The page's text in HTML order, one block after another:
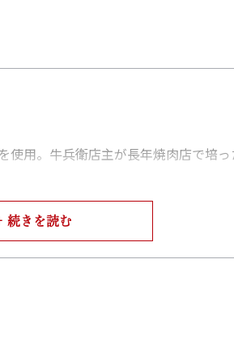
用。牛兵衛店主が長年焼肉店で培
しめます。